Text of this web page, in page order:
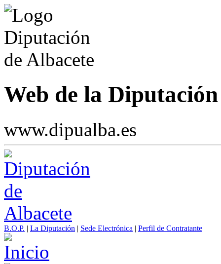
Web de la
www.dipualba.es
B.O.P. | La Diputación | Sede Electrónica | Perfil de Contratante